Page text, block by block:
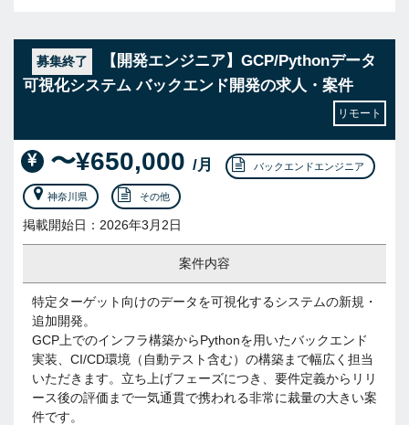
募集終了
【開発エンジニア】GCP/Pythonデータ
可視化システム バックエンド開発の求人・案件
リモート
〜¥650,000 /月 バックエンドエンジニア
神奈川県 その他
掲載開始日：2026年3月2日
案件内容
特定ターゲット向けのデータを可視化するシステムの新規・
追加開発。
GCP上でのインフラ構築からPythonを用いたバックエンド
実装、CI/CD環境（自動テスト含む）の構築まで幅広く担当
いただきます。立ち上げフェーズにつき、要件定義からリリ
ース後の評価まで一気通貫で携われる非常に裁量の大きい案
件です。